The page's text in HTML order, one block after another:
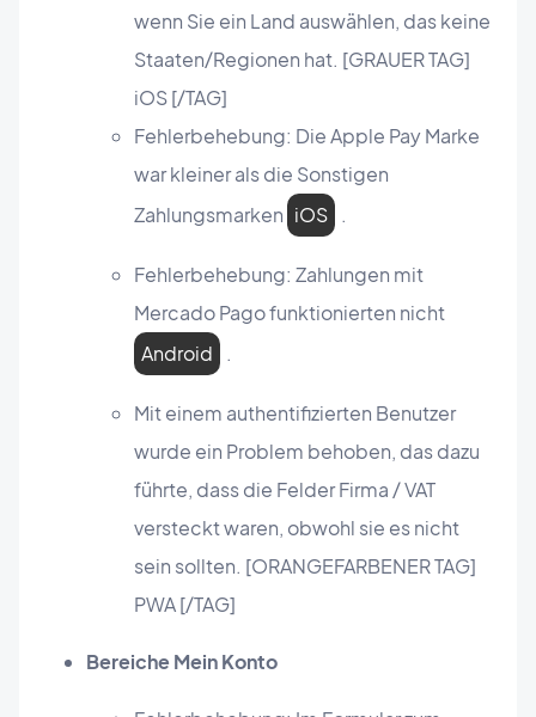
wenn Sie ein Land auswählen, das keine
Staaten/Regionen hat. [GRAUER TAG]
iOS [/TAG]
Fehlerbehebung: Die Apple Pay Marke
war kleiner als die Sonstigen
Zahlungsmarken iOS .
Fehlerbehebung: Zahlungen mit
Mercado Pago funktionierten nicht
Android
.
Mit einem authentifizierten Benutzer
wurde ein Problem behoben, das dazu
führte, dass die Felder Firma / VAT
versteckt waren, obwohl sie es nicht
sein sollten. [ORANGEFARBENER TAG]
PWA [/TAG]
Bereiche Mein Konto